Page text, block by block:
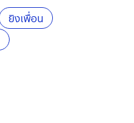
ยิงเพื่อน